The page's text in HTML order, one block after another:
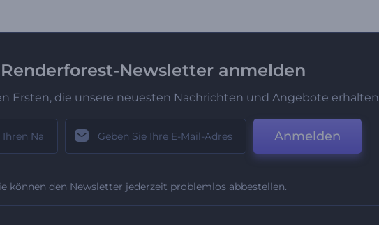
Newsletter anmelden
Ersten, die unsere neuesten Nachrichten und Angebote erhalten
Anmelden
können den Newsletter jederzeit problemlos abbestellen.